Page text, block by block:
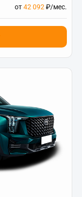
от42 092 ₽/мес.